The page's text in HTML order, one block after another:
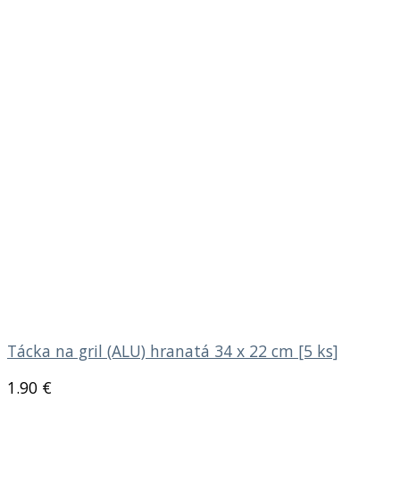
Tácka na gril (ALU) hranatá 34 x 22 cm [5 ks]
1.90 €